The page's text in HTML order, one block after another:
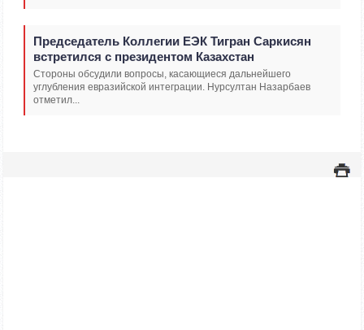
Председатель Коллегии ЕЭК Тигран Саркисян
встретился с президентом Казахстан
Стороны обсудили вопросы, касающиеся дальнейшего
углубления евразийской интеграции. Нурсултан Назарбаев
отметил...